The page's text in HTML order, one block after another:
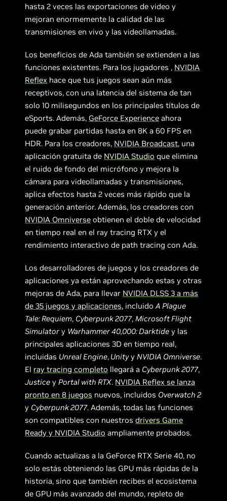
hasta 2 veces las exportaciones de video y
mejoran enormemente la calidad de las
transmisiones en vivo y las videollamadas.
Los beneficios de Ada también se extienden a las
funciones existentes. Para los jugadores , NVIDIA
Reflex hace que tus juegos sean aún más
receptivos, con una latencia del sistema de tan
solo 10 milisegundos en los principales títulos de
eSports. Además, GeForce Experience ahora
puede grabar partidas hasta en 8K a 60 FPS en
HDR. Para los creadores, NVIDIA Broadcast, una
aplicación gratuita de NVIDIA Studio que elimina
el ruido de fondo del micrófono y mejora la
cámara para videollamadas y transmisiones,
aplica efectos hasta 2 veces más rápido que la
generación anterior. Además, los creadores con
NVIDIA Omniverse obtienen el doble de velocidad
en tiempo real en el ray tracing RTX y el
rendimiento interactivo de path tracing con Ada.
Los desarrolladores de juegos y los creadores de
aplicaciones ya están aprovechando estas y otras
mejoras de Ada, para llevar NVIDIA DLSS 3 a más
de 35 juegos y aplicaciones, incluidoA Plague
Tale: Requiem, Cyberpunk 2077,Microsoft Flight
Simulator y Warhammer 40,000: Darktide y las
principales aplicaciones 3D en tiempo real,
incluidas Unreal Engine, UnityyNVIDIA Omniverse.
El ray tracing completo llegará a Cyberpunk 2077,
Justice yPortal with RTX. NVIDIA Reflex se lanza
pronto en 8 juegos nuevos, incluidos Overwatch 2
y Cyberpunk 2077. Además, todas las funciones
son compatibles con nuestrosdrivers Game
Ready y NVIDIA Studio ampliamente probados.
Cuando actualizas a la GeForce RTX Serie 40, no
solo estás obteniendo las GPU más rápidas de la
historia, sino que también recibes el ecosistema
de GPU más avanzado del mundo, repleto de